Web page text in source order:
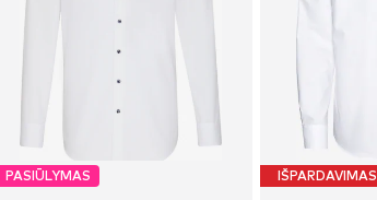
PASIŪLYMAS IŠPARDAVIMAS